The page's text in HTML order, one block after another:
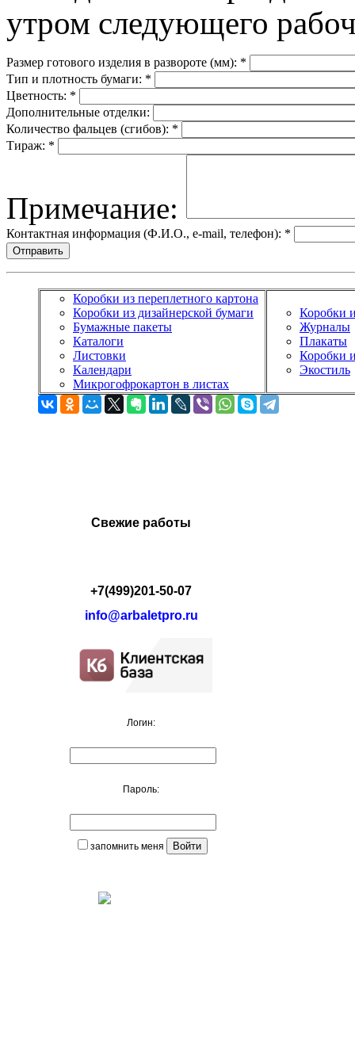
утром следующего
Размер готового изделия в развороте (мм): *
Тип и плотность бумаги: *
Цветность: *
Дополнительные отделки:
Количество фальцев (сгибов): *
Тираж: *
Примечание:
Контактная информация (Ф.И.О., e-mail, телефон): *
Коробки из переплетного картона
Коробки из дизайнерской бумаги
Бумажные пакеты
Каталоги
Листовки
Календари
Микрогофрокартон в листах
Коробки
Журналы
Плакаты
Коробки
Экостиль
Свежие работы
+7(499)201-50-07
info@arbaletpro.ru
Логин:
Пароль:
запомнить меня